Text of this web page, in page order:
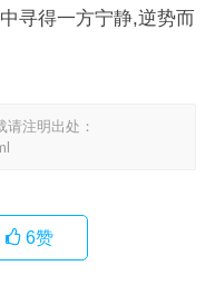
寻得一方宁静,逆势而
注明出处：
6赞